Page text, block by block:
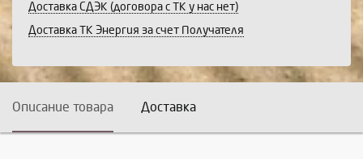
Доставка СДЭК (договора с ТК у нас нет)
Доставка ТК Энергия за счет Получателя
Описание товара Доставка